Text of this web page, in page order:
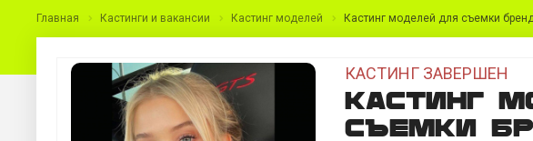
Главная Кастинги и вакансии Кастинг моделей Кастинг моделей для съемки
КАСТИНГ ЗАВЕРШЕН
Кастинг
съемки